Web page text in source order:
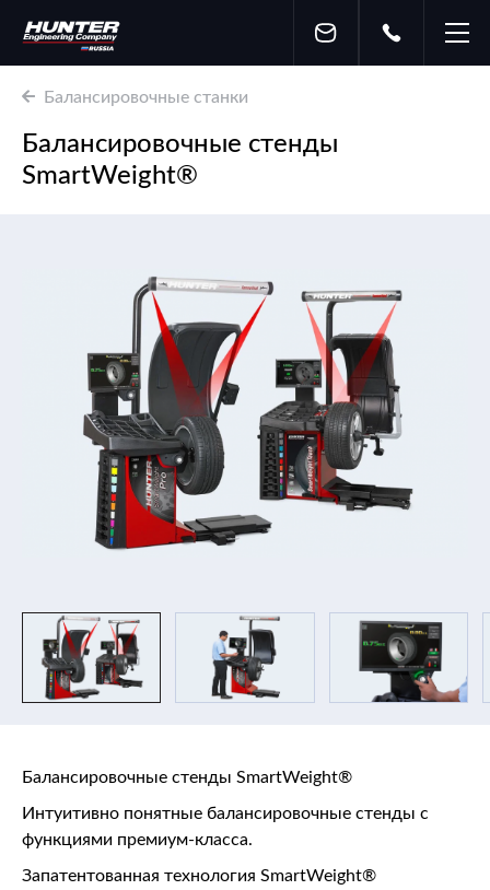
Балансировочные станки
Балансировочные стенды
SmartWeight®
Балансировочные стенды SmartWeight®
Интуитивно понятные балансировочные стенды с
функциями премиум-класса.
Запатентованная технология SmartWeight®